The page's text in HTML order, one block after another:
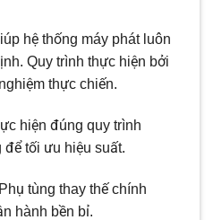
hệ thống máy phát luôn
Quy trình thực hiện bởi
thực chiến.
hiện đúng quy trình
tối ưu hiệu suất.
Phụ tùng thay thế chính
hành bền bỉ.